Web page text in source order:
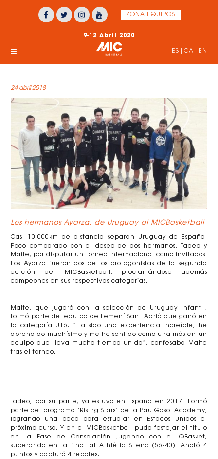
ZONA EQUIPOS
9-12 Abril 2020
ES CA EN
24 abril 2018
Los hermanos Ayarza, de Uruguay al MICBasketball
Casi 10.000km de distancia separan Uruguay de España.
Poco comparado con el deseo de dos hermanos, Tadeo y
Maite, por disputar un torneo internacional como invitados.
Los Ayarza fueron dos de los protagonistas de la segunda
edición del MICBasketball, proclamándose además
campeones en sus respectivas categorías.
Maite, que jugará con la selección de Uruguay infantil,
formó parte del equipo de Femení Sant Adrià que ganó en
la categoría U16. “Ha sido una experiencia increíble, he
aprendido muchísimo y me he sentido como una más en un
equipo que lleva mucho tiempo unido”, confesaba Maite
tras el torneo.
Tadeo, por su parte, ya estuvo en España en 2017. Formó
parte del programa ‘Rising Stars’ de la Pau Gasol Academy,
logrando una beca para estudiar en Estados Unidos el
próximo curso. Y en el MICBasketball pudo festejar el título
en la Fase de Consolación jugando con el QBasket,
superando en la final al Athlètic Silenc (56-40). Anotó 4
puntos y capturó 4 rebotes.